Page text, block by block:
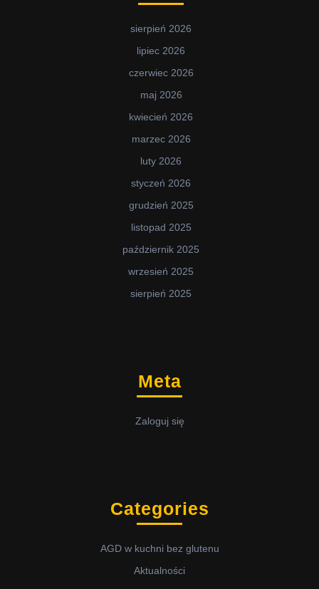
sierpień 2026
lipiec 2026
czerwiec 2026
maj 2026
kwiecień 2026
marzec 2026
luty 2026
styczeń 2026
grudzień 2025
listopad 2025
październik 2025
wrzesień 2025
sierpień 2025
Meta
Zaloguj się
Categories
AGD w kuchni bez glutenu
Aktualności